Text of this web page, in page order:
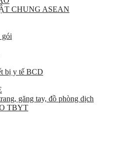
CHUNG ASEAN
gói
bị y tế BCD
găng tay, đồ phòng dịch
TBYT